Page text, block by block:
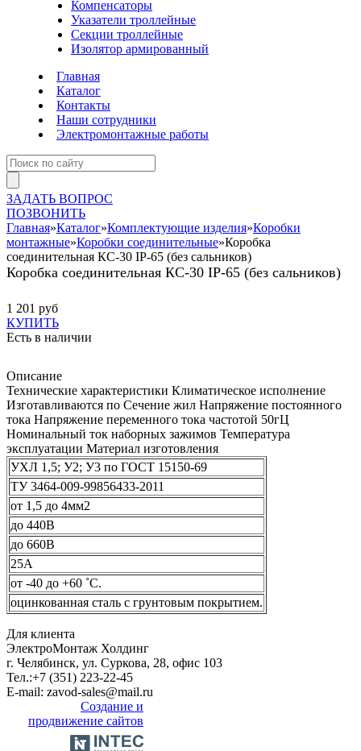
Компенсаторы
Указатели троллейные
Секции троллейные
Изолятор армированный
Главная
Каталог
Контакты
Наши сотрудники
Электромонтажные работы
ЗАДАТЬ ВОПРОС
ПОЗВОНИТЬ
Главная»Каталог»Комплектующие изделия»Коробки
монтажные»Коробки соединительные»Коробка
соединительная КС-30 IP-65 (без сальников)
Коробка соединительная КС-30 IP-65 (без сальников)
1 201 руб
КУПИТЬ
Есть в наличии
Описание
Технические характеристики Климатическое исполнение
Изготавливаются по Сечение жил Напряжение постоянного
тока Напряжение переменного тока частотой 50гЦ
Номинальный ток наборных зажимов Температура
эксплуатации Материал изготовления
УХЛ 1,5; У2; У3 по ГОСТ 15150-69
ТУ 3464-009-99856433-2011
от 1,5 до 4мм2
до 440В
до 660В
25A
от -40 до +60 ˚C.
оцинкованная сталь с грунтовым покрытием.
Для клиента
ЭлектроМонтаж Холдинг
г. Челябинск, ул. Суркова, 28, офис 103
Тел.:+7 (351) 223-22-45
E-mail: zavod-sales@mail.ru
Создание и
продвижение сайтов